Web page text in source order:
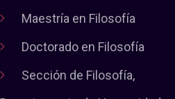
Maestría en Filosofía
Doctorado en Filosofía
Sección de Filosofía,